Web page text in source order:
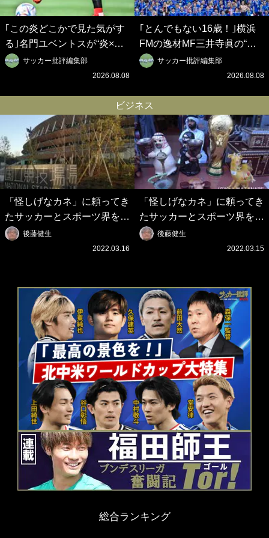
｢この炎どこかで見た気がす
る｣名門ユベントスが“炎×ブ
ラック”のインパクト大の新
3rdユニフォーム発表！｢W杯
サッカー批評編集部
2026.08.08
｢とんでもない16歳！｣横浜
FMの逸材MF三井寺眞の“久
保建英超え”の鮮烈開幕ゴー
ル＆超絶ヒールトラップに国
たなスターが誕生した｣
サッカー批評編集部
2026.08.08
ビジネス
「怪しげなカネ」に頼ってき
たサッカーとスポーツ界を待
つ未来(4)スポーツを「持続
可能」にする「真の投資」の
後藤健生
2022.03.16
「怪しげなカネ」に頼ってき
たサッカーとスポーツ界を待
つ未来(3)「ロシアン・マネ
ー」に続く中東の「オイルマ
後藤健生
2022.03.15
総合ランキング